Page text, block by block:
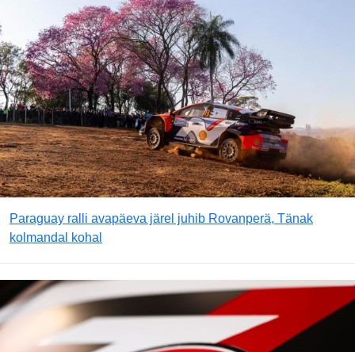
Paraguay ralli avapäeva järel juhib Rovanperä, Tänak
kolmandal kohal